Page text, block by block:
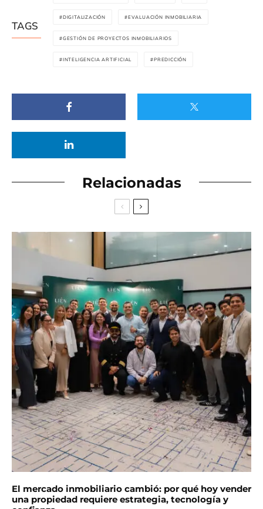
TAGS
DIGITALIZACIÓN EVALUACIÓN INMOBILIARIA
GESTIÓN DE PROYECTOS INMOBILIARIOS
INTELIGENCIA ARTIFICIAL PREDICCIÓN
Relacionadas
El mercado inmobiliario cambió: por qué hoy vender
una propiedad requiere estrategia, tecnología y